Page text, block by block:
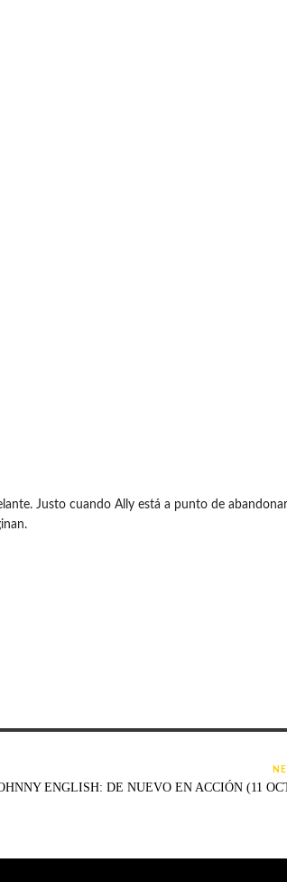
Justo cuando Ally está a punto de
ENGLISH: DE NUEVO EN ACCIÓN (11